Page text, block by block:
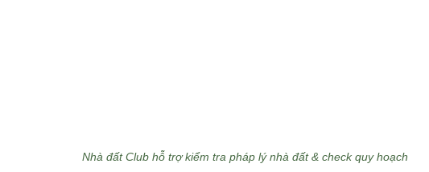
Nhà đất Club hỗ trợ kiểm tra pháp lý nhà đất & check quy hoạch